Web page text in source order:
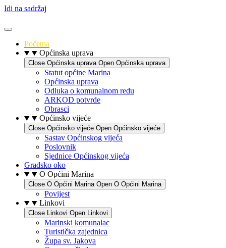
Idi na sadržaj
Početna
Općinska uprava
Close Općinska uprava Open Općinska uprava
Statut općine Marina
Općinska uprava
Odluka o komunalnom redu
ARKOD potvrde
Obrasci
Općinsko vijeće
Close Općinsko vijeće Open Općinsko vijeće
Sastav Općinskog vijeća
Poslovnik
Sjednice Općinskog vijeća
Gradsko oko
O Općini Marina
Close O Općini Marina Open O Općini Marina
Povijest
Linkovi
Close Linkovi Open Linkovi
Marinski komunalac
Turistička zajednica
Župa sv. Jakova